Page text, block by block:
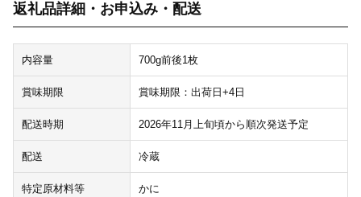
返礼品詳細・お申込み・配送
内容量 700g前後1枚
賞味期限 賞味期限：出荷日+4日
配送時期 2026年11月上旬頃から順次発送予定
配送 冷蔵
特定原材料等 かに